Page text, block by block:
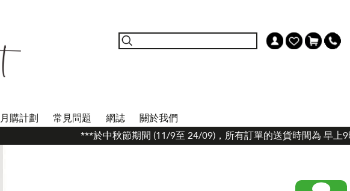
月購計劃 常見問題 網誌
關於我們
***於中秋節期間 (11/9至 24/09)，所有訂單的送貨時間為 早上9